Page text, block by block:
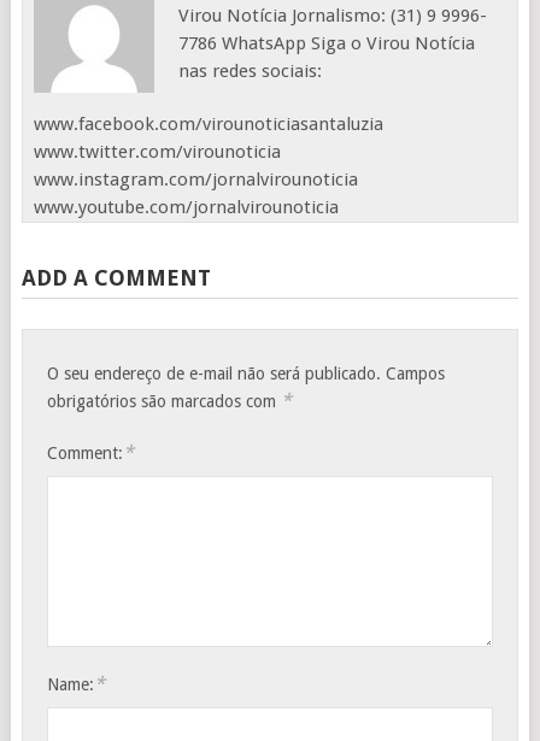
Virou Notícia Jornalismo: (31) 9 9996-
7786 WhatsApp Siga o Virou Notícia
nas redes sociais:
www.facebook.com/virounoticiasantaluzia
www.twitter.com/virounoticia
www.instagram.com/jornalvirounoticia
www.youtube.com/jornalvirounoticia
ADD A COMMENT
O seu endereço de e-mail não será publicado. Campos
obrigatórios são marcados com *
Comment: *
Name: *